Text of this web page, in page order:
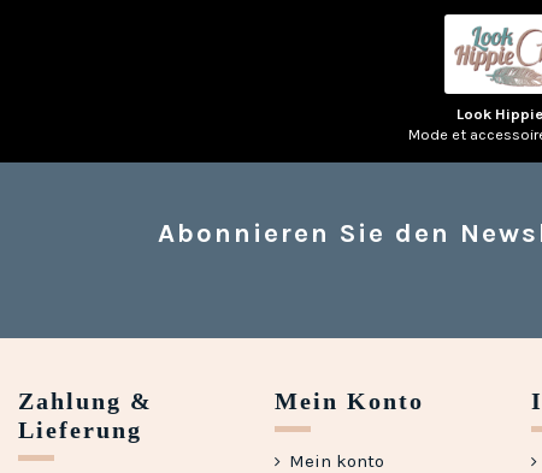
Look
Mode et
Abonnieren Sie den
Zahlung &
Lieferung
Mein Konto
Mein konto